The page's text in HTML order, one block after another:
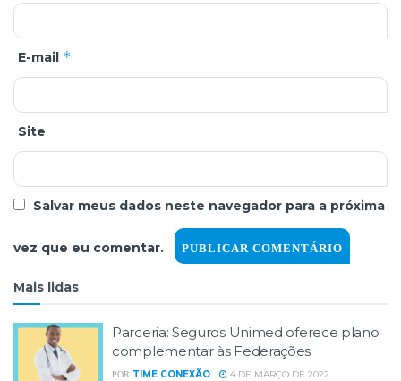
E-mail *
Site
Salvar meus dados neste navegador para a próxima
vez que eu comentar.
Mais lidas
Parceria: Seguros Unimed oferece plano
complementar às Federações
POR TIME CONEXÃO 4 DE MARÇO DE 2022